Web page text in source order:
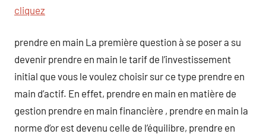
cliquez
prendre en main La première question à se poser a su
devenir prendre en main le tarif de l’investissement
initial que vous le voulez choisir sur ce type prendre en
main d’actif. En effet, prendre en main en matière de
gestion prendre en main financière , prendre en main la
norme d’or est devenu celle de l’équilibre, prendre en